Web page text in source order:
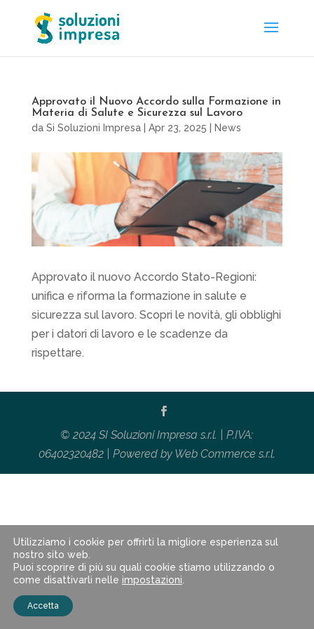
Approvato il Nuovo Accordo sulla Formazione in
Materia di Salute e Sicurezza sul Lavoro
da Si Soluzioni Impresa| Apr 23, 2025 News
Approvato il nuovo Accordo Stato-Regioni:
unifica e riforma la formazione in salute e
sicurezza sul lavoro. Scopri le novità, gli obblighi
per i datori di lavoro e le scadenze da
rispettare.
© 2024 SI Soluzioni Impresa s.r.l. | P.IVA:
06402320482 | Powered by Web Commerce s.r.l.
Utilizziamo i cookie per offrirti la migliore esperienza sul
nostro sito web.
Puoi scoprire di più su quali cookie stiamo utilizzando o
come disattivarli nelle impostazioni
Accetta